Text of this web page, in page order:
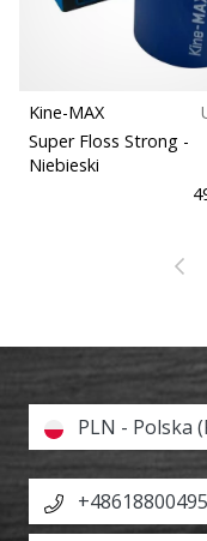
Kine-MAX
Super Floss Strong -
Niebieski
PLN - Polska
+48618800495